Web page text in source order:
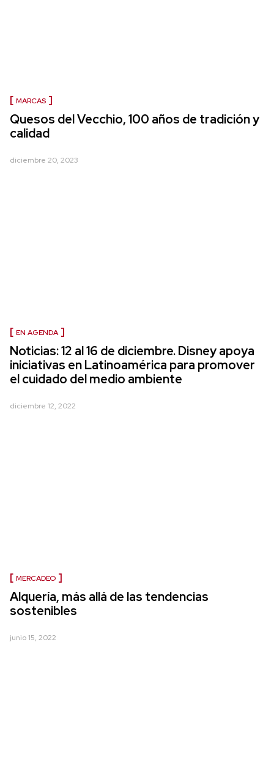
MARCAS
Quesos del Vecchio, 100 años de tradición y
calidad
diciembre 20, 2023
EN AGENDA
Noticias: 12 al 16 de diciembre. Disney apoya
iniciativas en Latinoamérica para promover
el cuidado del medio ambiente
diciembre 12, 2022
MERCADEO
Alquería, más allá de las tendencias
sostenibles
junio 15, 2022